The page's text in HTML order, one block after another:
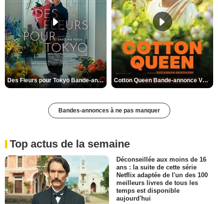
Des Fleurs pour Tokyo Bande-annonce VO STFR Cotton Queen Bande-annonce VO STFR
Bandes-annonces à ne pas manquer
Top actus de la semaine
Déconseillée aux moins de 16
ans : la suite de cette série
Netflix adaptée de l'un des 100
meilleurs livres de tous les
temps est disponible
aujourd'hui